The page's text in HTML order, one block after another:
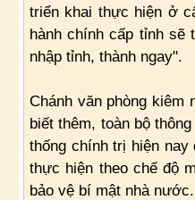
triển khai thực hiện ở
hành chính cấp tỉnh
nhập tỉnh, thành ngay".
Chánh văn phòng kiêm
biết thêm, toàn bộ
thống chính trị hiện
thực hiện theo chế độ
bảo vệ bí mật nhà nước.